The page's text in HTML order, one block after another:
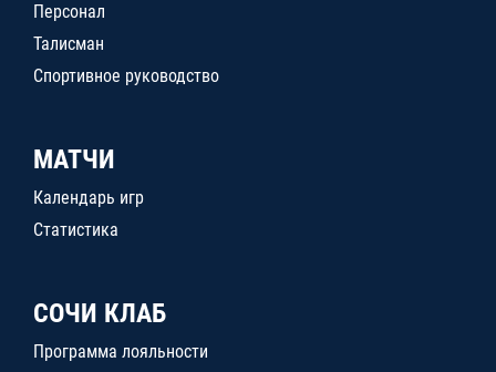
Персонал
Талисман
Спортивное руководство
МАТЧИ
Календарь игр
Статистика
СОЧИ КЛАБ
Программа лояльности